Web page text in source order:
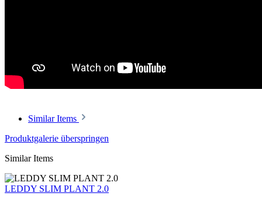
Similar Items
Produktgalerie überspringen
Similar Items
LEDDY SLIM PLANT 2.0